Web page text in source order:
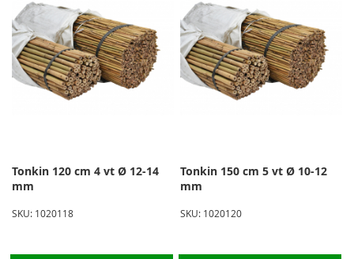
Tonkin 120 cm 4 vt Ø 12-14
mm
SKU: 1020118
Tonkin 150 cm 5 vt Ø 10-12
mm
SKU: 1020120